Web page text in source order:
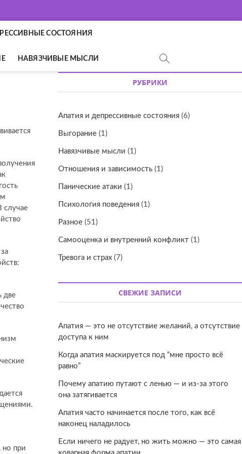
СОСТОЯНИЯ
НАВЯЗЧИВЫЕ МЫСЛИ
случае
две
но при
РУБРИКИ
Апатия и депрессивные состояния(6)
Выгорание(1)
Навязчивые мысли (1)
Отношения и зависимость(1)
Панические атаки (1)
Психология поведения(1)
Разное(51)
Самооценка и внутренний конфликт(1)
Тревога и страх(7)
СВЕЖИЕ ЗАПИСИ
Апатия — это не отсутствие желаний, а отсутствие
доступа к ним
Когда апатия маскируется под “мне просто всё
равно”
Почему апатию путают с ленью — и из-за этого
она затягивается
Апатия часто начинается после того, как всё
наконец наладилось
Если ничего не радует, но жить можно — это самая